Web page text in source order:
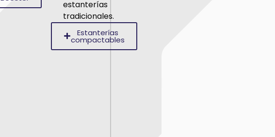
estanterías
tradicionales.
Estanterías
compactables